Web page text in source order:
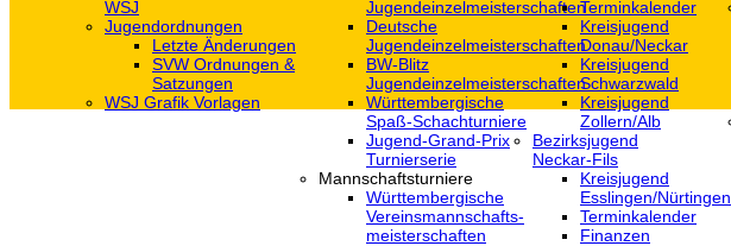
WSJ
Jugendordnungen
Letzte Änderungen
SVW Ordnungen &
Satzungen
WSJ Grafik Vorlagen
Jugendeinzelmeisterschaften
Deutsche
Jugendeinzelmeisterschaften
BW-Blitz
Jugendeinzelmeisterschaften
Württembergische
Spaß-Schachturniere
Jugend-Grand-Prix
Turnierserie
Mannschaftsturniere
Württembergische
Vereinsmannschafts-
meisterschaften
Terminkalender
Kreisjugend
Donau/Neckar
Kreisjugend
Schwarzwald
Kreisjugend
Zollern/Alb
Bezirksjugend
Neckar-Fils
Kreisjugend
‎Esslingen/Nürtingen
Terminkalender
Finanzen